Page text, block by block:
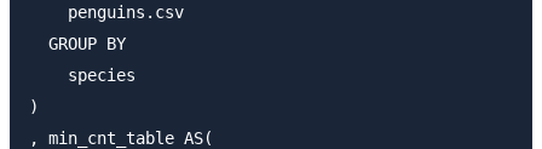
    penguins.csv
  GROUP BY
    species
)
, min_cnt_table AS(